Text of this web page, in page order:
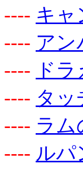
---- キ
---- アン
---- ド
---- タッ
---- ラム
---- ルパ